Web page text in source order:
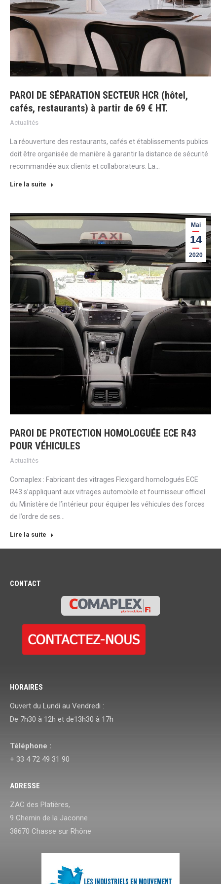
PAROI DE SÉPARATION SECTEUR HCR (hôtel,
cafés, restaurants) à partir de 69 € HT.
Actualités
La réouverture des restaurants, cafés et établissements publics
doit être organisée de manière à garantir la distance de sécurité
recommandée aux clients et collaborateurs. La…
Lire la suite
Mai
14
2020
PAROI DE PROTECTION HOMOLOGUÉE ECE R43
POUR VÉHICULES
Actualités
Comaplex : Fabricant des vitrages Flexigard homologués ECE
R43 s’appliquant aux vitrages automobile et fournisseur officiel
du Ministère de l’intérieur pour équiper les véhicules des forces
de l’ordre de ses…
Lire la suite
CONTACT
HORAIRES
Ouvert du Lundi au Vendredi :
De 7h30 à 12h et de13h30 à 17h
Téléphone :
+ 33 4 72 49 31 90
ADRESSE
ZAC des Platières,
9 Chemin de la Jaconne
38670 Chasse sur Rhône